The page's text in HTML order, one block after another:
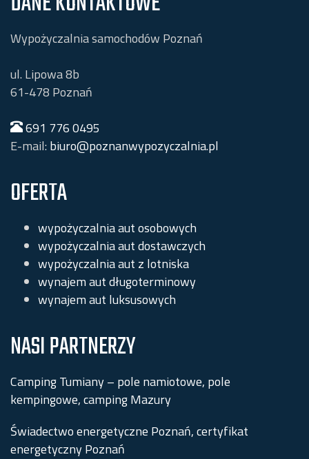
Wypożyczalnia samochodów Poznań
ul. Lipowa 8b
61-478 Poznań
691 776 0495
E-mail: biuro@poznanwypozyczalnia.pl
OFERTA
wypożyczalnia aut osobowych
wypożyczalnia aut dostawczych
wypożyczalnia aut z lotniska
wynajem aut długoterminowy
wynajem aut luksusowych
NASI PARTNERZY
Camping Tumiany – pole namiotowe, pole
kempingowe, camping Mazury
Świadectwo energetyczne Poznań, certyfikat
energetyczny Poznań